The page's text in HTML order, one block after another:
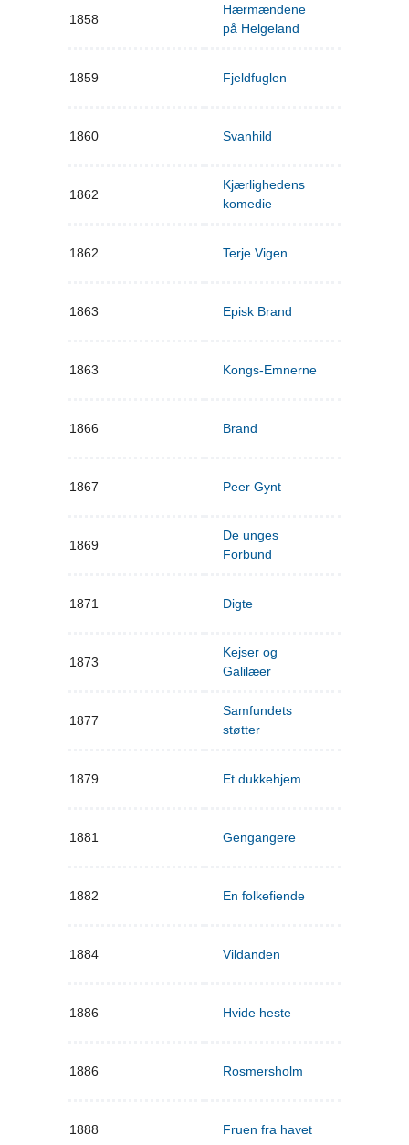
1858
Hærmændene
på Helgeland
1859 Fjeldfuglen
1860 Svanhild
1862
Kjærlighedens
komedie
1862 Terje Vigen
1863 Episk Brand
1863 Kongs-Emnerne
1866 Brand
1867 Peer Gynt
1869
De unges
Forbund
1871 Digte
1873
Kejser og
Galilæer
1877
Samfundets
støtter
1879 Et dukkehjem
1881 Gengangere
1882 En folkefiende
1884 Vildanden
1886 Hvide heste
1886 Rosmersholm
1888 Fruen fra havet